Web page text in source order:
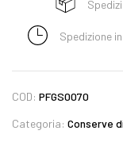
Spedizione
COD: PFGS0070
Categoria: Conserve